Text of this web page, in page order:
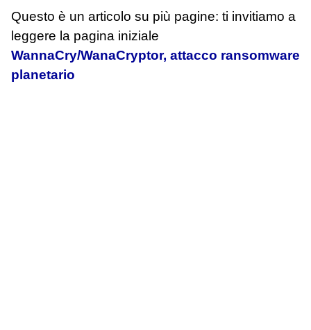
Questo è un articolo su più pagine: ti invitiamo a
leggere la pagina iniziale
WannaCry/WanaCryptor, attacco ransomware
planetario